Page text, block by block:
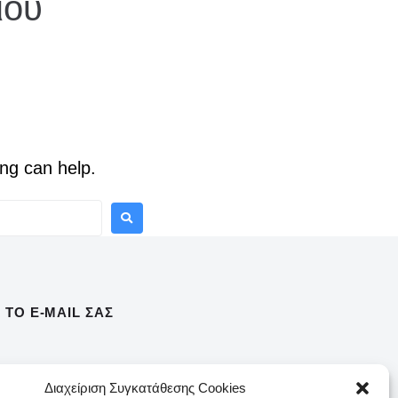
Διαχείριση Συγκατάθεσης Cookies
can help.
E-MAIL ΣΑΣ
με τα τελευταία νέα σχετικά με τα
τώρα!